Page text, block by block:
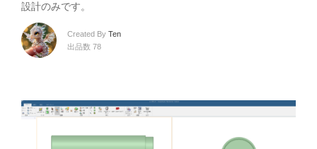
設計のみです。
Created By Ten
出品数 78